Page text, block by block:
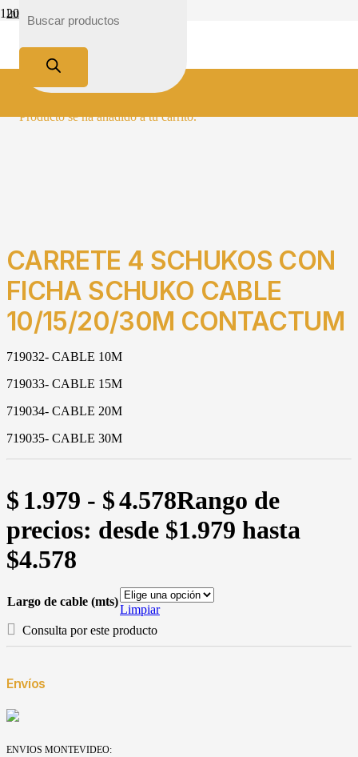
Productose ha añadido a tu carrito.
Inicio
Tienda
Material Domestico
Alargues y Zapatillas
CARRETE 4 SCHUKOS CON FICHA SCHUKO CABLE 10/15/20/30M
CONTACTUM
CARRETE 4 SCHUKOS CON
FICHA SCHUKO CABLE
10/15/20/30M CONTACTUM
719032- CABLE 10M
719033- CABLE 15M
719034- CABLE 20M
719035- CABLE 30M
$ 1.979 - $4.578Rango de
precios: desde $1.979 hasta
$4.578
Largo de cable (mts)
Limpiar
Consulta por este producto
Envíos
ENVIOS MONTEVIDEO: